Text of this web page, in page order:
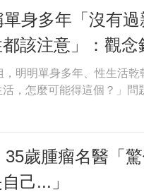
單身多年「沒有
該注意」：觀念
，明明單身多年、性生活
活，怎麼可能得這個？」
35歲腫瘤名醫「
己...」